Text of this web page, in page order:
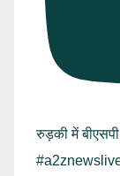
रुड़की में